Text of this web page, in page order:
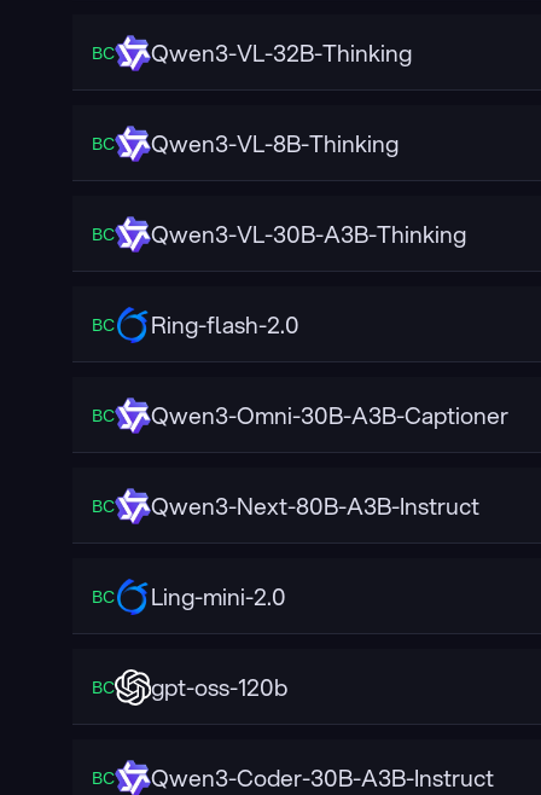
ВС Qwen3-VL-32B-Thinking
ВС Qwen3-VL-8B-Thinking
ВС Qwen3-VL-30B-A3B-Thinking
ВС Ring-flash-2.0
ВС Qwen3-Omni-30B-A3B-Captioner
ВС Qwen3-Next-80B-A3B-Instruct
ВС Ling-mini-2.0
ВС gpt-oss-120b
ВС Qwen3-Coder-30B-A3B-Instruct